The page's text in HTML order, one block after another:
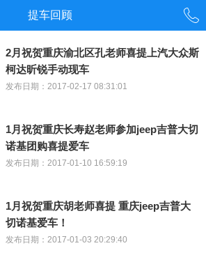
提车回顾
2月祝贺重庆渝北区孔老师喜提上汽大众斯
柯达昕锐手动现车
发布日期：2017-02-17 08:31:01
1月祝贺重庆长寿赵老师参加jeep吉普大切
诺基团购喜提爱车
发布日期：2017-01-10 16:59:19
1月祝贺重庆胡老师喜提 重庆jeep吉普大
切诺基爱车！
发布日期：2017-01-03 20:29:40